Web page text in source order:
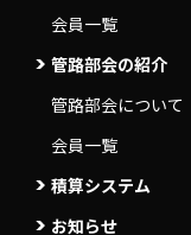
会員一覧
管路部会の紹介
管路部会について
会員一覧
積算システム
お知らせ